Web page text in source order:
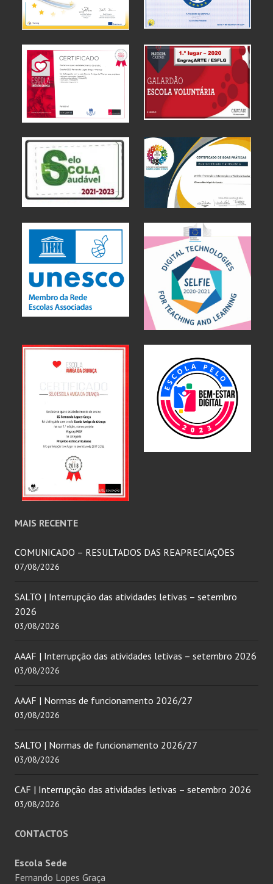
MAIS RECENTE
COMUNICADO – RESULTADOS DAS REAPRECIAÇÕES
07/08/2026
SALTO | Interrupção das atividades letivas – setembro
2026
03/08/2026
AAAF | Interrupção das atividades letivas – setembro 2026
03/08/2026
AAAF | Normas de funcionamento 2026/27
03/08/2026
SALTO | Normas de funcionamento 2026/27
03/08/2026
CAF | Interrupção das atividades letivas – setembro 2026
03/08/2026
CONTACTOS
Escola Sede
Fernando Lopes Graça